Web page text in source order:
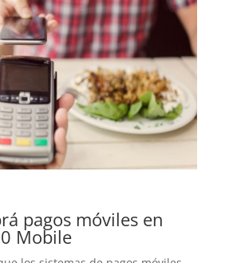
pagos móviles en
Mobile